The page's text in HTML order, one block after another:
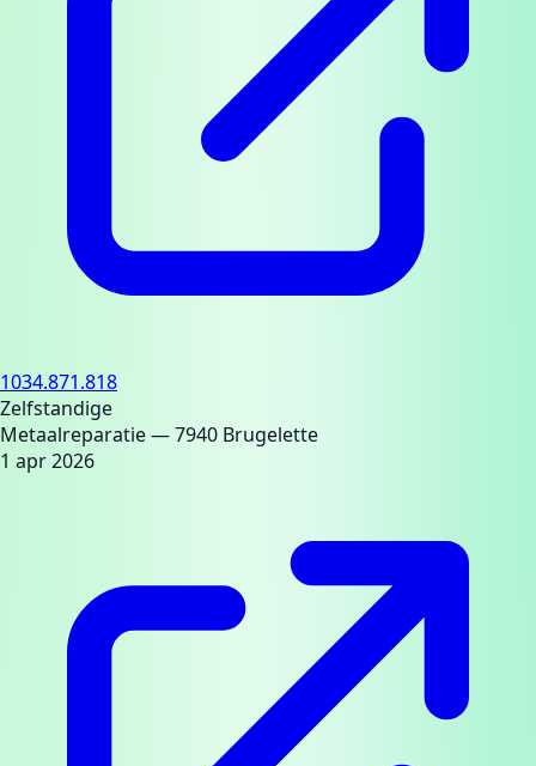
1034.871.818
Zelfstandige
Metaalreparatie— 7940 Brugelette
1 apr 2026